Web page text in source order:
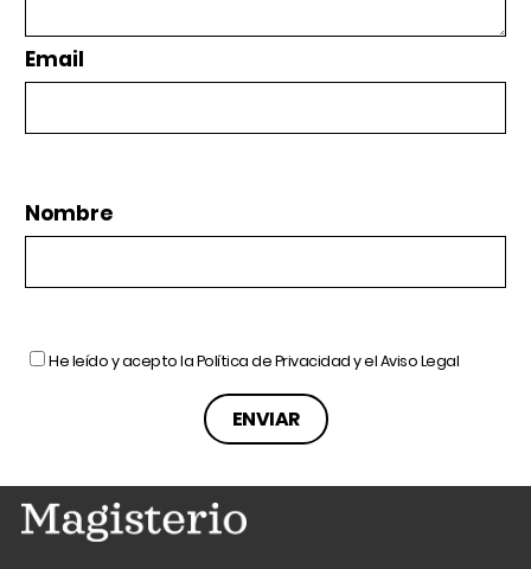
Email
Nombre
He leído y acepto laPolítica de Privacidady elAviso Legal